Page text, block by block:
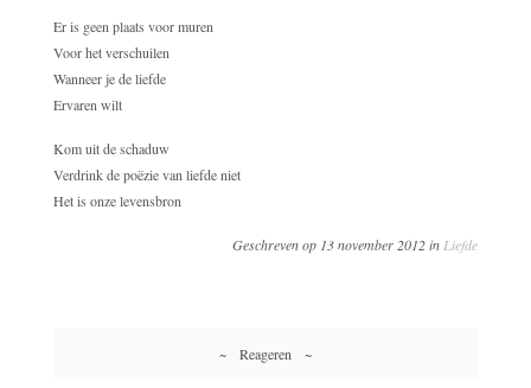
Er is geen plaats voor muren
Voor het verschuilen
Wanneer je de liefde
Ervaren wilt
Kom uit de schaduw
Verdrink de poëzie van liefde niet
Het is onze levensbron
Geschreven op 13 november 2012 in Liefde
~ Reageren ~